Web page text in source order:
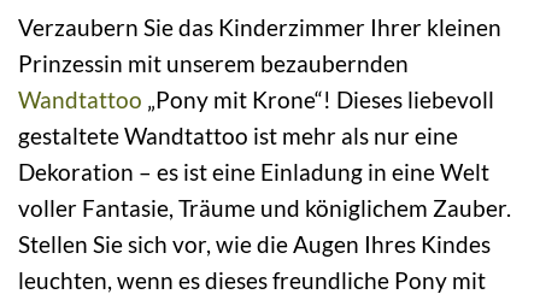
Verzaubern Sie das Kinderzimmer Ihrer kleinen
Prinzessin mit unserem bezaubernden
Wandtattoo „Pony mit Krone“! Dieses liebevoll
gestaltete Wandtattoo ist mehr als nur eine
Dekoration – es ist eine Einladung in eine Welt
voller Fantasie, Träume und königlichem Zauber.
Stellen Sie sich vor, wie die Augen Ihres Kindes
leuchten, wenn es dieses freundliche Pony mit